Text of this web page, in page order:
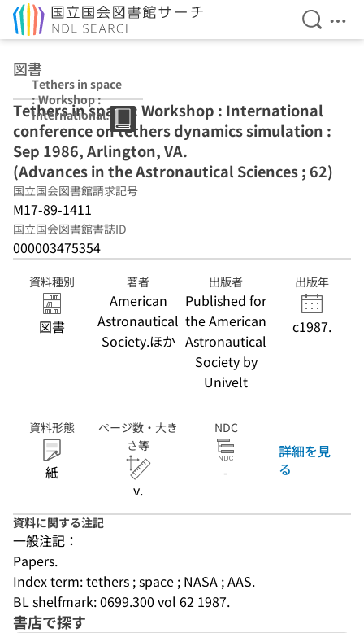
検索を
メ
図書
Tethers in space
: Workshop :
International
conference on
tethers
dynamics
simulation : Sep
1986, Arlington,
VA. (Advances in
the
Astronautical
Sciences ; 62)
Tethers in space : Workshop : International
conference on tethers dynamics simulation :
Sep 1986, Arlington, VA.
(Advances in the Astronautical Sciences ; 62)
国立国会図書館請求記号
M17-89-1411
国立国会図書館書誌ID
000003475354
資料種別
図書
著者
American
Astronautical
Society.ほか
出版者
Published for
the American
Astronautical
Society by
Univelt
出版年
c1987.
資料形態
紙
ページ数・大き
さ等
v.
NDC
-
詳細を見
る
資料に関する注記
一般注記：
Papers.
Index term: tethers ; space ; NASA ; AAS.
BL shelfmark: 0699.300 vol 62 1987.
書店で探す